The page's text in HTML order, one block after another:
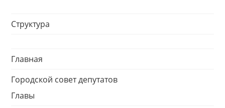
Структура
Главная
Городской совет депутатов
Главы